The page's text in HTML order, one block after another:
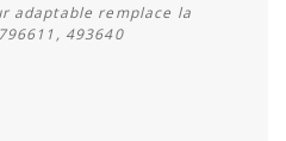
adaptable remplace la
493640